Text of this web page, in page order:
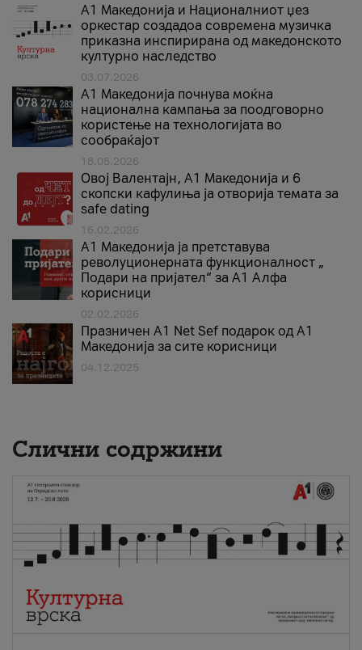
А1 Македонија и Националниот џез
оркестар создадоа современа музичка
приказна инспирирана од македонското
културно наследство
03.07.2026
A1 Македонија почнува моќна
национална кампања за поодговорно
користење на технологијата во
сообраќајот
18.05.2026
Овој Валентајн, A1 Македонија и 6
скопски кафулиња ја отворија темата за
safe dating
16.02.2026
А1 Македонија ја претставува
револуционерната функционалност „
Подари на пријател“ за А1 Алфа
корисници
02.02.2026
Празничен A1 Net Sеf подарок од А1
Македонија за сите корисници
04.12.2025
Слични содржини